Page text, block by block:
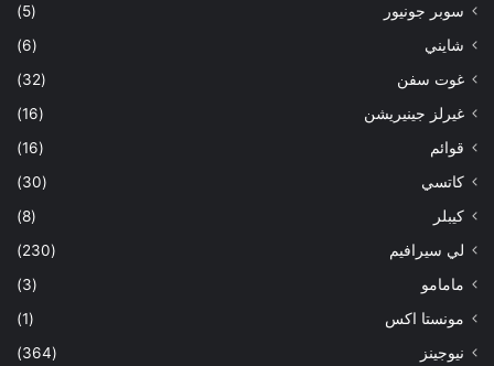
سوبر جونيور
(5)
شايني
(6)
غوت سفن
(32)
غيرلز جينيريشن
(16)
قوائم
(16)
كاتسي
(30)
كيبلر
(8)
لي سيرافيم
(230)
مامامو
(3)
مونستا اكس
(1)
نيوجينز
(364)